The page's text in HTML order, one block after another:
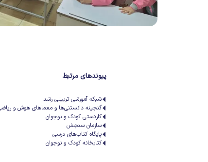
پیوندهای مرتبط
شبکه آموزشی تربیتی رشد
گنجینه دانستنی‌ها و معماهای هوش و
کاردستی کودک و نوجوان
سازمان سنجش
پایگاه کتاب‌های درسی
کتابخانه کودک و نوجوان